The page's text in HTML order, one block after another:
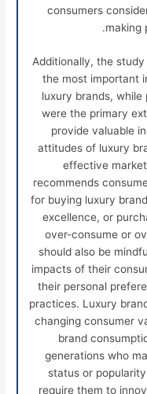
consumers
making
Additionally, the
the most important
luxury brands,
were the primary
provide valuable
attitudes of luxury
effective
recommends
for buying luxury
excellence, or
over-consume or
should also be
impacts of their
their personal
practices. Luxury
changing consumer
brand
generations who
status or
require them to